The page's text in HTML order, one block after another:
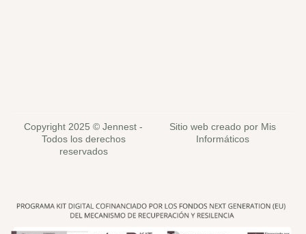
Copyright 2025 © Jennest -
Todos los derechos
reservados
Sitio web creado por Mis
Informáticos